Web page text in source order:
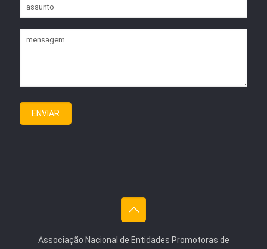
Associação Nacional de Entidades Promotoras de